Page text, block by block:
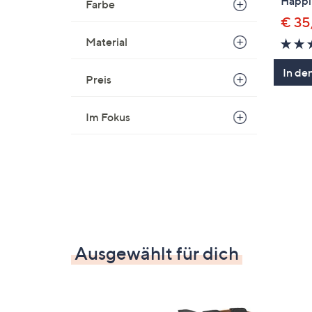
Farbe
Material
Preis
Im Fokus
€
In
Ausgewählt für dich